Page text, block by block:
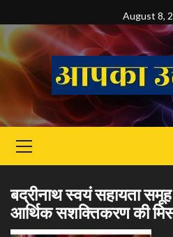
to
content
August 8,
Menu
बद्रीनाथ स्वयं सहायता समूह
आर्थिक सशक्तिकरण की